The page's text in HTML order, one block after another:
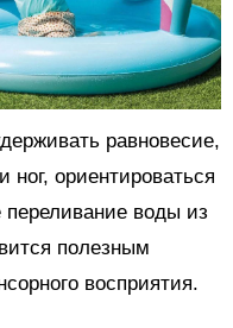
равновесие,
ног, ориентироваться
воды из
полезным
восприятия.